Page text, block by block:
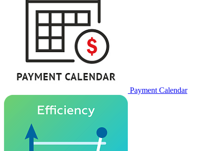
Payment Calendar